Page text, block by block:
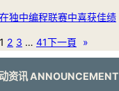
独中编程联赛中喜获佳绩
1 2 3 … 41下一頁 »
资讯 ANNOUNCEMENT